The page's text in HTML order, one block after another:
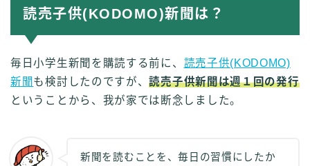
読売子供(KODOMO)新聞は？
毎日小学生新聞を購読する前に、 読売子供(KODOMO)
新聞 も検討したのですが、読売子供新聞は週１回の発行
ということから、我が家では断念しました。
新聞を読むことを、毎日の習慣にしたか